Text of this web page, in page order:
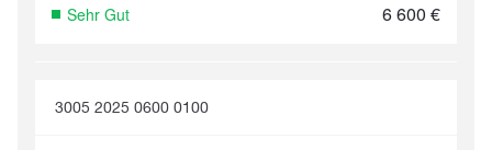
Sehr Gut 6 600 €
3005 2025 0600 0100